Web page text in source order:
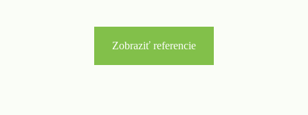
Zobraziť referencie